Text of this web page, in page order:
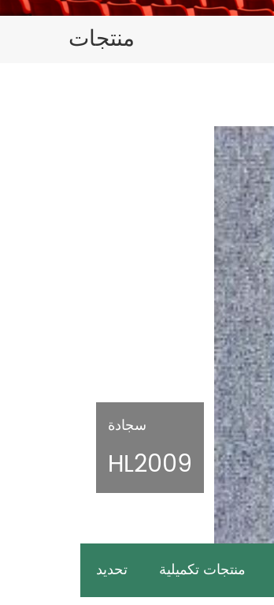
منتجات
سجادة
HL2009
تحديد منتجات تكميلية